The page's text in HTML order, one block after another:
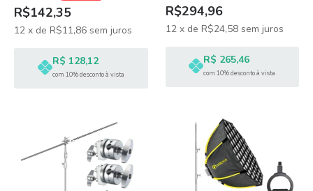
R$142,35
12 x de R$11,86 sem juros
R$ 128,12
com 10% desconto à vista
R$294,96
12 x de R$24,58 sem juros
R$ 265,46
com 10% desconto à vista